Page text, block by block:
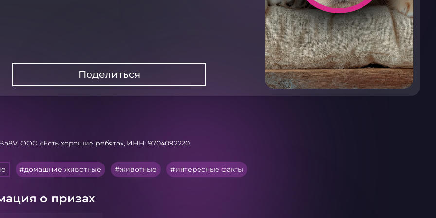
Поделиться
ООО «Есть хорошие ребята», ИНН: 9704092220
домашние животные животные интересные факты
о призах